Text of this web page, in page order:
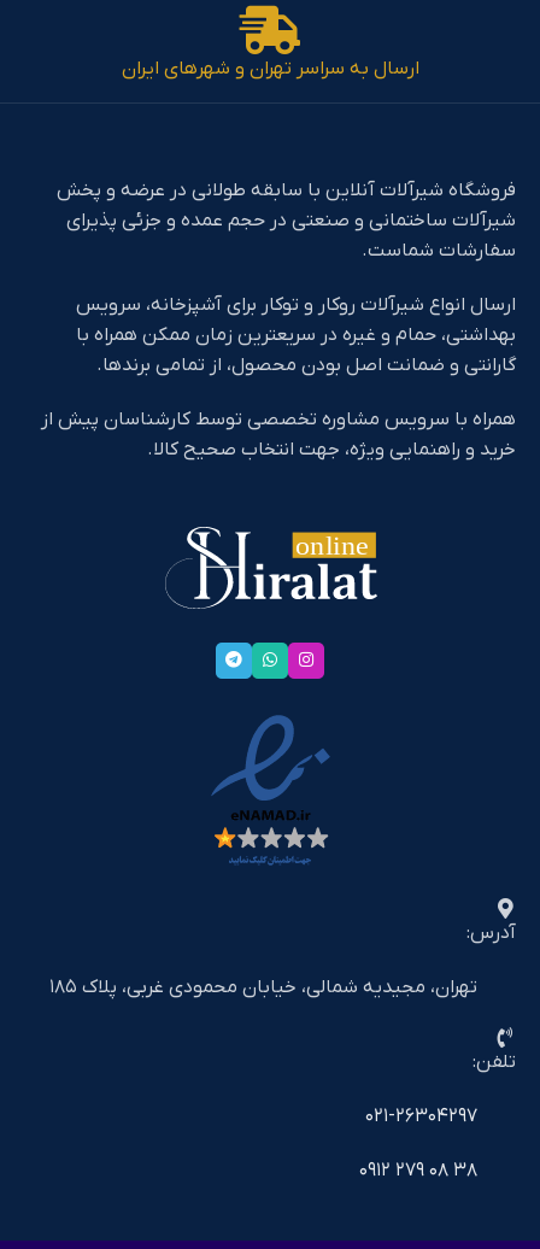
ارسال به سراسر تهران و شهرهای ایران
فروشگاه شیرآلات آنلاین با سابقه طولانی در عرضه و پخش
شیرآلات ساختمانی و صنعتی در حجم عمده و جزئی پذیرای
سفارشات شماست.
ارسال انواع شیرآلات روکار و توکار برای آشپزخانه، سرویس
بهداشتی، حمام و غیره در سریعترین زمان ممکن همراه با
گارانتی و ضمانت اصل بودن محصول، از تمامی برندها.
همراه با سرویس مشاوره تخصصی توسط کارشناسان پیش از
خرید و راهنمایی ویژه، جهت انتخاب صحیح کالا.
آدرس:
تهران، مجیدیه شمالی، خیابان محمودی غربی، پلاک ۱۸۵
تلفن:
۰۲۱-۲۶۳۰۴۲۹۷
۳۸ ۰۸ ۲۷۹ ۰۹۱۲